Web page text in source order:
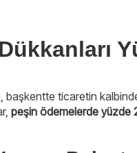
başkentte ticaretin
peşin ödemelerde yüzde